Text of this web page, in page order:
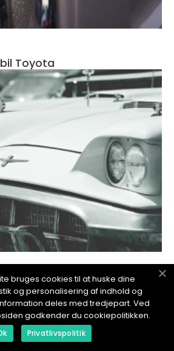
Toyota
Den ultimate guiden for
bruges cookies til at huske dine
og personalisering af indhold og
deles med tredjepart. Ved
godkender du cookiepolitikken.
Privatlivspolitik